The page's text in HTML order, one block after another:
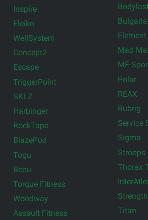
Inspire
Eleiko
WellSystem
Concept2
Escape
TriggerPoint
SKLZ
Harbinger
RockTape
BlazePod
Togu
Bosu
Torque Fitness
Woodway
Assault Fitness
Mad
MF-
Polar
REAX
Rubrig
Service
Sigma
Stroops
Thorax
Titan